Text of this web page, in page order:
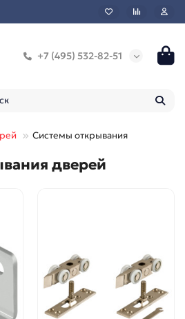
+7 (495) 532-82-51
Системы открывания
дверей